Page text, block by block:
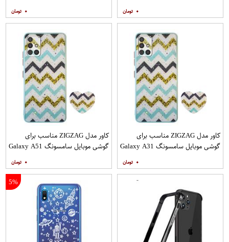
۰ ۰
کاور مدل ZIGZAG مناسب برای
گوشی موبایل سامسونگ Galaxy A31
۰
کاور مدل ZIGZAG مناسب برای
گوشی موبایل سامسونگ Galaxy A51
۰
5%